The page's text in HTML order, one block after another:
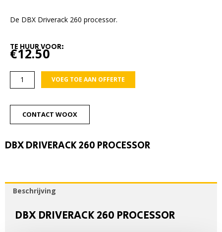
De DBX Driverack 260 processor.
TE HUUR VOOR:
€12.50
DBX
Driverack
processor
aantal
VOEG TOE AAN OFFERTE
CONTACT WOOX
DBX DRIVERACK 260 PROCESSOR
Beschrijving
DBX DRIVERACK 260 PROCESSOR